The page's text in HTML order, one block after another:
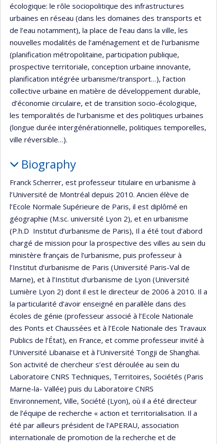
écologique: le rôle sociopolitique des infrastructures
urbaines en réseau (dans les domaines des transports et
de l’eau notamment), la place de l’eau dans la ville, les
nouvelles modalités de l’aménagement et de l’urbanisme
(planification métropolitaine, participation publique,
prospective territoriale, conception urbaine innovante,
planification intégrée urbanisme/transport…), l’action
collective urbaine en matière de développement durable,
d’économie circulaire, et de transition socio-écologique,
les temporalités de l’urbanisme et des politiques urbaines
(longue durée intergénérationnelle, politiques temporelles,
ville réversible…).
Biography
Franck Scherrer, est professeur titulaire en urbanisme à
l’Université de Montréal depuis 2010. Ancien élève de
l’Ecole Normale Supérieure de Paris, il est diplômé en
géographie (M.sc. université Lyon 2), et en urbanisme
(P.h.D Institut d’urbanisme de Paris), Il a été tout d’abord
chargé de mission pour la prospective des villes au sein du
ministère français de l’urbanisme, puis professeur à
l’Institut d’urbanisme de Paris (Université Paris-Val de
Marne), et à l’Institut d’urbanisme de Lyon (Université
Lumière Lyon 2) dont il est le directeur de 2006 à 2010. Il a
la particularité d’avoir enseigné en parallèle dans des
écoles de génie (professeur associé à l’Ecole Nationale
des Ponts et Chaussées et à l’Ecole Nationale des Travaux
Publics de l’État), en France, et comme professeur invité à
l’Université Libanaise et à l’Université Tongji de Shanghai.
Son activité de chercheur s’est déroulée au sein du
Laboratoire CNRS Techniques, Territoires, Sociétés (Paris
Marne-la- Vallée) puis du Laboratoire CNRS
Environnement, Ville, Société (Lyon), où il a été directeur
de l’équipe de recherche « action et territorialisation. Il a
été par ailleurs président de l'APERAU, association
internationale de promotion de la recherche et de